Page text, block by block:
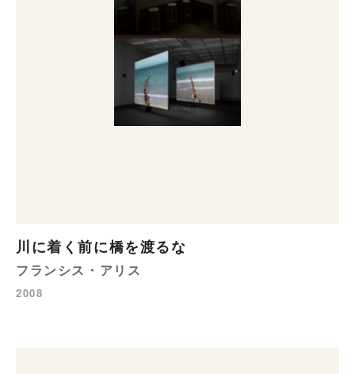
川に着く前に橋を渡るな
フランシス・アリス
2008